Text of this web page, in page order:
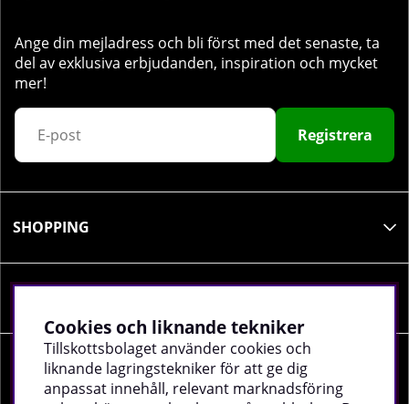
Ange din mejladress och bli först med det senaste, ta
del av exklusiva erbjudanden, inspiration och mycket
mer!
Registrera
SHOPPING
SOCIALA MEDIER
Cookies och liknande tekniker
Tillskottsbolaget använder cookies och
liknande lagringstekniker för att ge dig
anpassat innehåll, relevant marknadsföring